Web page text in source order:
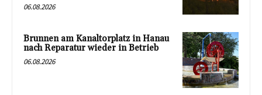
06.08.2026
Brunnen am Kanaltorplatz in Hanau
nach Reparatur wieder in Betrieb
06.08.2026